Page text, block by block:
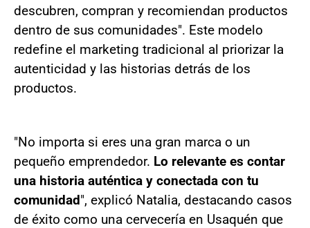
descubren, compran y recomiendan productos
dentro de sus comunidades". Este modelo
redefine el marketing tradicional al priorizar la
autenticidad y las historias detrás de los
productos.
"No importa si eres una gran marca o un
pequeño emprendedor. Lo relevante es contar
una historia auténtica y conectada con tu
comunidad", explicó Natalia, destacando casos
de éxito como una cervecería en Usaquén que